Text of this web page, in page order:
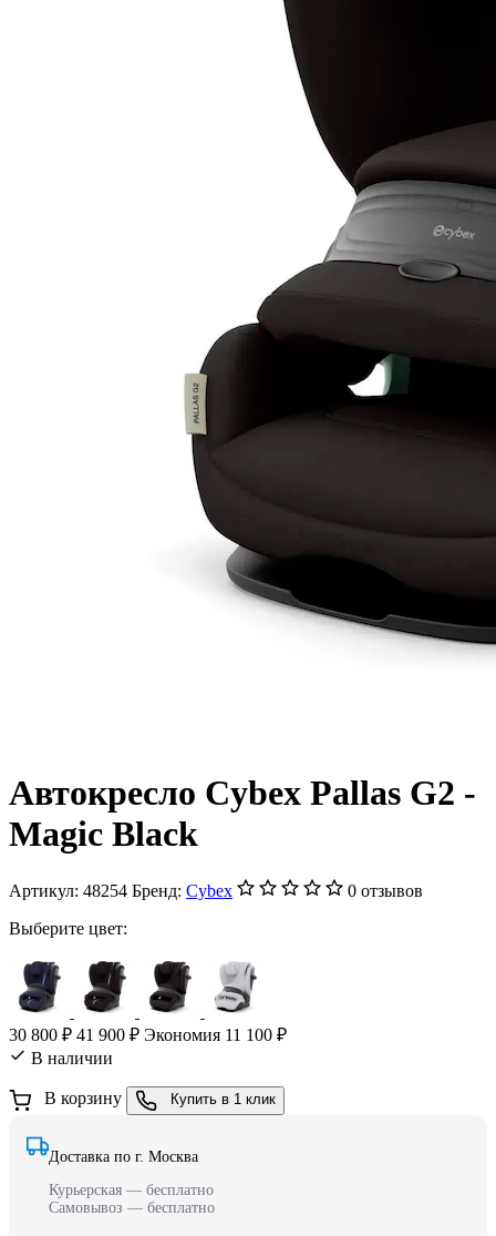
Автокресло Cybex Pallas G2 -
Magic Black
Артикул: 48254 Бренд: Cybex
0 отзывов
Выберите цвет:
30 800 ₽ 41 900 ₽ Экономия 11 100 ₽
В наличии
В корзину Купить в 1 клик
Доставка по г. Москва
Курьерская — бесплатно
Самовывоз — бесплатно